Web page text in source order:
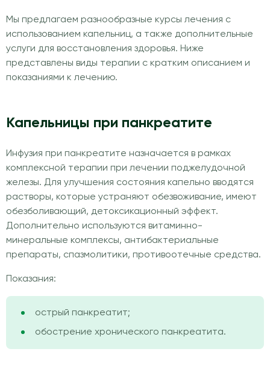
Мы предлагаем разнообразные курсы лечения с
использованием капельниц, а также дополнительные
услуги для восстановления здоровья. Ниже
представлены виды терапии с кратким описанием и
показаниями к лечению.
Капельницы при панкреатите
Инфузия при панкреатите назначается в рамках
комплексной терапии при лечении поджелудочной
железы. Для улучшения состояния капельно вводятся
растворы, которые устраняют обезвоживание, имеют
обезболивающий, детоксикационный эффект.
Дополнительно используются витаминно-
минеральные комплексы, антибактериальные
препараты, спазмолитики, противоотечные средства.
Показания:
острый панкреатит;
обострение хронического панкреатита.